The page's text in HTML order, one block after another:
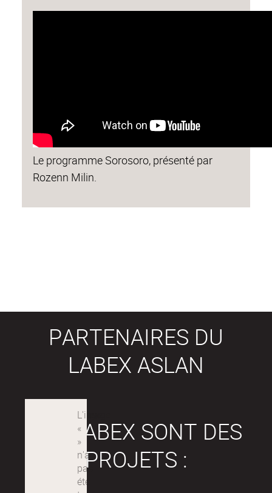
Le programme Sorosoro, présenté par
Rozenn Milin.
PARTENAIRES DU
LABEX ASLAN
LES LABEX SONT DES
PROJETS :